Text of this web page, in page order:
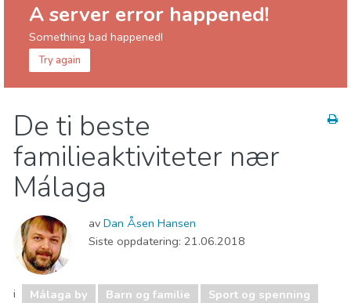
A server error happened!
Something bad happened!
Try again
Barn og familie
Handle
Lokale arrangementer
Mat & Restauranter
Museum & Kunst
Natur og friluftsliv
De ti beste
familieaktiviteter nær
Málaga
av Dan Åsen Hansen
Siste oppdatering: 21.06.2018
i Málaga by Barn og familie
Sport og spenning